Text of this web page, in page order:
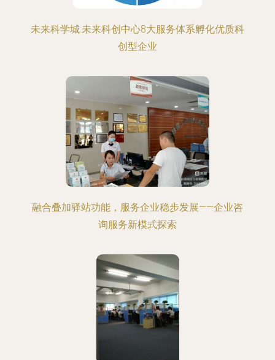
未来科学城:未来科创中心8大服务体系孵化优质科
创型企业
融合叠加驿站功能，服务企业稳步发展——企业咨
询服务新模式探索